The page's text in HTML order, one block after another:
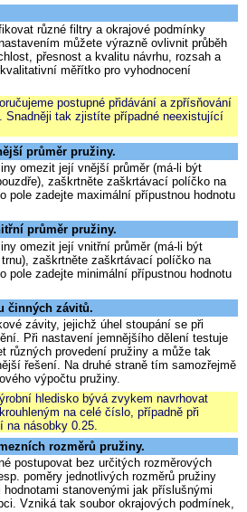
různé filtry a okrajové podmínky
můžete výrazně ovlivnit průběh
přesnost a kvalitu návrhu, rozsah a
měřítko pro vyhodnocení
postupné přidávání a zpřísňování
Snadněji tak zjistíte případné neexistující
průměr pružiny.
omezit její vnější průměr (má-li být
zaškrtněte zaškrtávací políčko na
pole zadejte maximální přípustnou hodnotu
průměr pružiny.
omezit její vnitřní průměr (má-li být
zaškrtněte zaškrtávací políčko na
pole zadejte minimální přípustnou hodnotu
činných závitů.
závity, jejichž úhel stoupání se při
Při nastavení jemnějšího dělení testuje
různých provedení pružiny a může tak
řešení. Na druhé straně tím samozřejmě
výpočtu pružiny.
hledisko bývá zvykem navrhovat
na celé číslo, případně při
na násobky 0.25.
rozměrů pružiny.
postupovat bez určitých rozměrových
poměry jednotlivých rozměrů pružiny
stanovenými jak příslušnými
Vzniká tak soubor okrajových podmínek,